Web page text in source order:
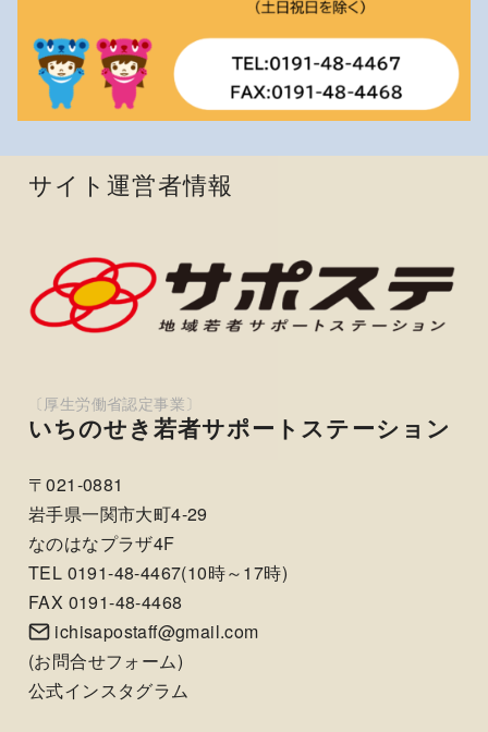
サイト運営者情報
いちのせき若者サポートステーション
〒021-0881
岩手県一関市大町4-29
なのはなプラザ4F
TEL 0191-48-4467(10時～17時)
FAX 0191-48-4468
ichisapostaff@gmail.com
(お問合せフォーム)
公式インスタグラム